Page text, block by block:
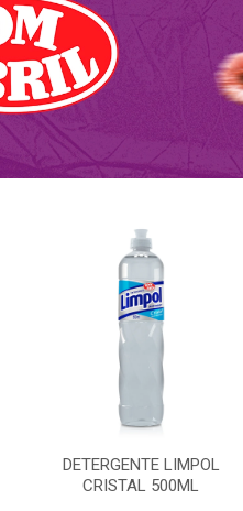
DETERGENTE LIMPOL
CRISTAL 500ML